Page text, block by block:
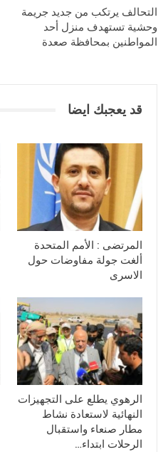
التحالف يرتكب من جديد جريمة
وحشية تستهدف منزل أحد
المواطنين بمحافظة صعدة
قد يعجبك ايضا
المرتضى : الأمم المتحدة
ألغت جولة مفاوضات حول
الاسرى
الرهوي يطلع على التجهيزات
النهائية لاستعادة نشاط
مطار صنعاء واستقبال
الرحلات ابتداء…